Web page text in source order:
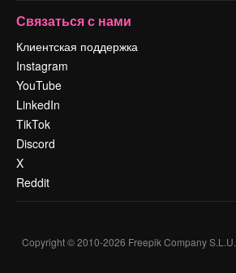
Связаться с нами
Клиентская поддержка
Instagram
YouTube
LinkedIn
TikTok
Discord
X
Reddit
Copyright © 2010-2026 Freepik Company S.L.U.